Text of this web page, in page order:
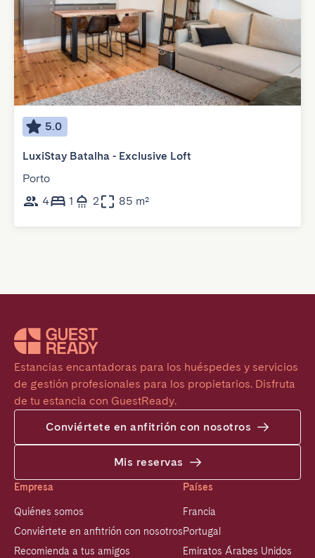
5.0
LuxiStay Batalha - Exclusive Loft
Porto
4
1 2 85 m²
Estancias encantadoras para los huéspedes y servicios
de gestión profesionales para los propietarios. Disfruta
de tu estancia con GuestReady.
Conviértete en anfitrión con nosotros
Mis reservas
Empresa
Quiénes somos
Conviértete en anfitrión con nosotros
Recomienda a tus amigos
Países
Francia
Portugal
Emiratos Árabes Unidos